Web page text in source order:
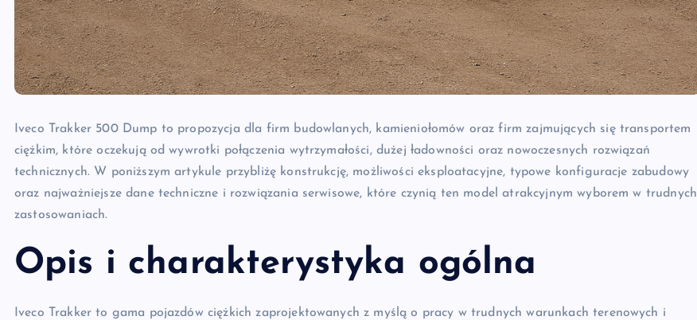
Iveco Trakker 500 Dump to propozycja dla firm budowlanych, kamieniołomów oraz firm zajmujących się transportem
ciężkim, które oczekują od wywrotki połączenia wytrzymałości, dużej ładowności oraz nowoczesnych rozwiązań
technicznych. W poniższym artykule przybliżę konstrukcję, możliwości eksploatacyjne, typowe konfiguracje zabudowy
oraz najważniejsze dane techniczne i rozwiązania serwisowe, które czynią ten model atrakcyjnym wyborem w trudnych
zastosowaniach.
Opis i charakterystyka ogólna
Iveco Trakker to gama pojazdów ciężkich zaprojektowanych z myślą o pracy w trudnych warunkach terenowych i